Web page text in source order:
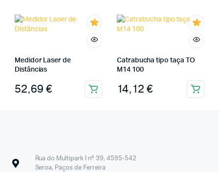
Medidor Laser de
Distâncias
52,69 €
Catrabucha tipo taça TO
M14 100
14,12 €
Rua do Multipark I nº 39, 4595-542
Seroa, Paços de Ferreira